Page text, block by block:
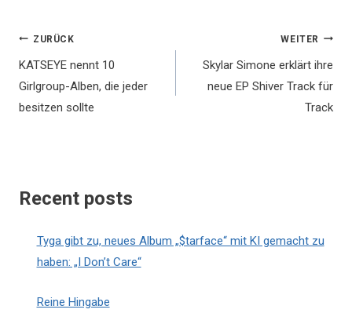
Beitragsnavigation
ZURÜCK
KATSEYE nennt 10
Girlgroup-Alben, die jeder
besitzen sollte
WEITER
Skylar Simone erklärt ihre
neue EP Shiver Track für
Track
Recent posts
Tyga gibt zu, neues Album „$tarface“ mit KI gemacht zu
haben: „I Don’t Care“
Reine Hingabe